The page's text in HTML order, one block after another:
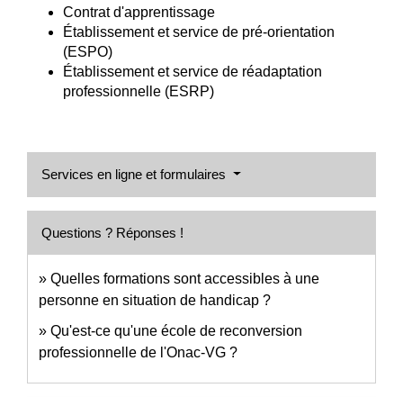
Contrat d'apprentissage
Établissement et service de pré-orientation
(ESPO)
Établissement et service de réadaptation
professionnelle (ESRP)
Services en ligne et formulaires
Questions ? Réponses !
Quelles formations sont accessibles à une
personne en situation de handicap ?
Qu'est-ce qu'une école de reconversion
professionnelle de l'Onac-VG ?